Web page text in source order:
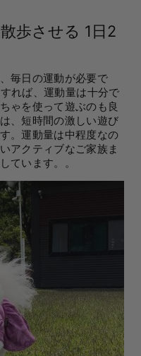
歩させる 1日2
毎日の運動が必要で
れば、運動量は十分で
ゃを使って遊ぶのも良
、短時間の激しい遊び
。運動量は中程度なの
アクティブなご家族ま
ています。 。